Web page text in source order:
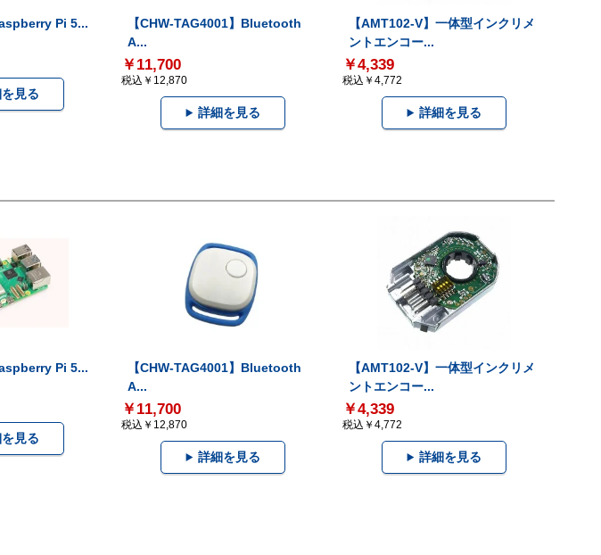
Pi 5...
見る
【CHW-TAG4001】Bluetooth
A...
￥11,700
税込￥12,870
詳細を見る
【AMT102-V】一体型インクリメ
ントエンコー...
￥4,339
税込￥4,772
詳細を見る
Pi 5...
見る
【CHW-TAG4001】Bluetooth
A...
￥11,700
税込￥12,870
詳細を見る
【AMT102-V】一体型インクリメ
ントエンコー...
￥4,339
税込￥4,772
詳細を見る